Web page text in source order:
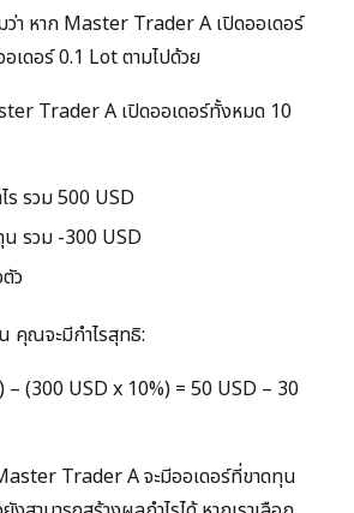
า หาก Master Trader A เปิดออเดอร์
เดอร์ 0.1 Lot ตามไปด้วย
Trader A เปิดออเดอร์ทั้งหมด 10
ร รวม 500 USD
น รวม -300 USD
ว
คุณจะมีกำไรสุทธิ:
– (300 USD x 10%) = 50 USD – 30
Trader A จะมีออเดอร์ที่ขาดทุน